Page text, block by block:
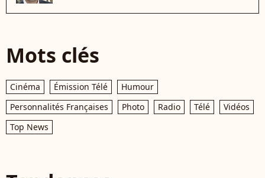
Mots clés
Cinéma Émission Télé
Humour
Personnalités Françaises
Photo Radio Télé
Vidéos
Top News